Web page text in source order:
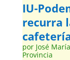
IU-
recurra
por José
Provincia